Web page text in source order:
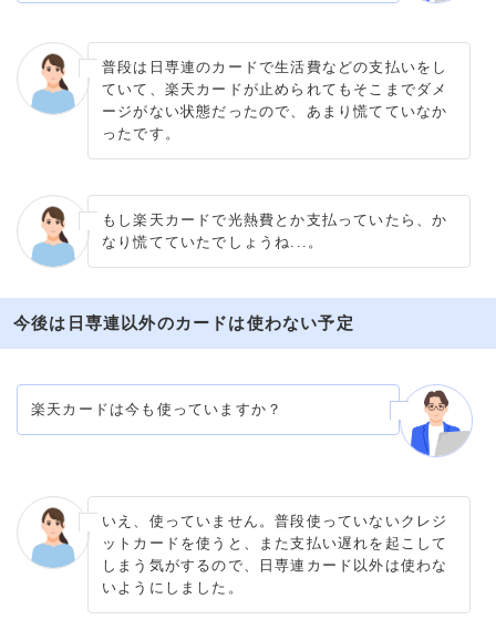
普段は日専連のカードで生活費などの支払いをし
ていて、楽天カードが止められてもそこまでダメ
ージがない状態だったので、あまり慌てていなか
ったです。
もし楽天カードで光熱費とか支払っていたら、か
なり慌てていたでしょうね...。
今後は日専連以外のカードは使わない予定
楽天カードは今も使っていますか？
いえ、使っていません。普段使っていないクレジ
ットカードを使うと、また支払い遅れを起こして
しまう気がするので、日専連カード以外は使わな
いようにしました。